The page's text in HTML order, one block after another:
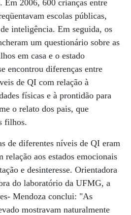
2006, 600 crianças entre
escolas públicas,
inteligência. Em seguida, os
um questionário sobre as
em casa e o estado
encontrou diferenças entre
de QI com relação à
físicas e à prontidão para
o relato dos pais, que
filhos.
de diferentes níveis de QI eram
relação aos estados emocionais
e desinteresse. Orientadora
do laboratório da UFMG, a
Mendoza conclui: "As
mostravam naturalmente